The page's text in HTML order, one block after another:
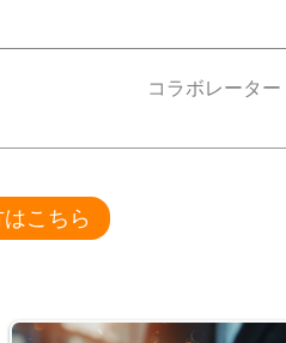
コラボレーター
こちら